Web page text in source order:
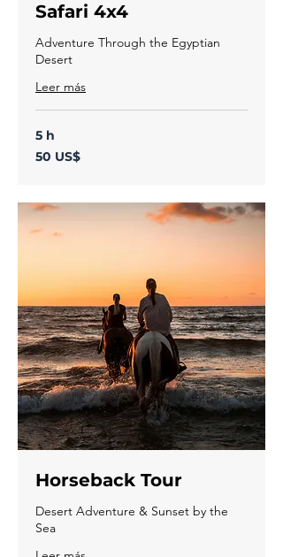
Safari 4x4
Adventure Through the Egyptian
Desert
Leer más
5 h
50
dólares
50 US$
Horseback Tour
Desert Adventure & Sunset by the
Sea